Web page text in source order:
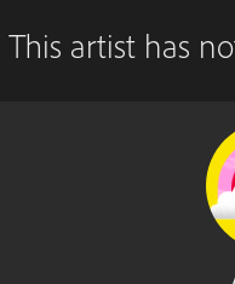
This artist has